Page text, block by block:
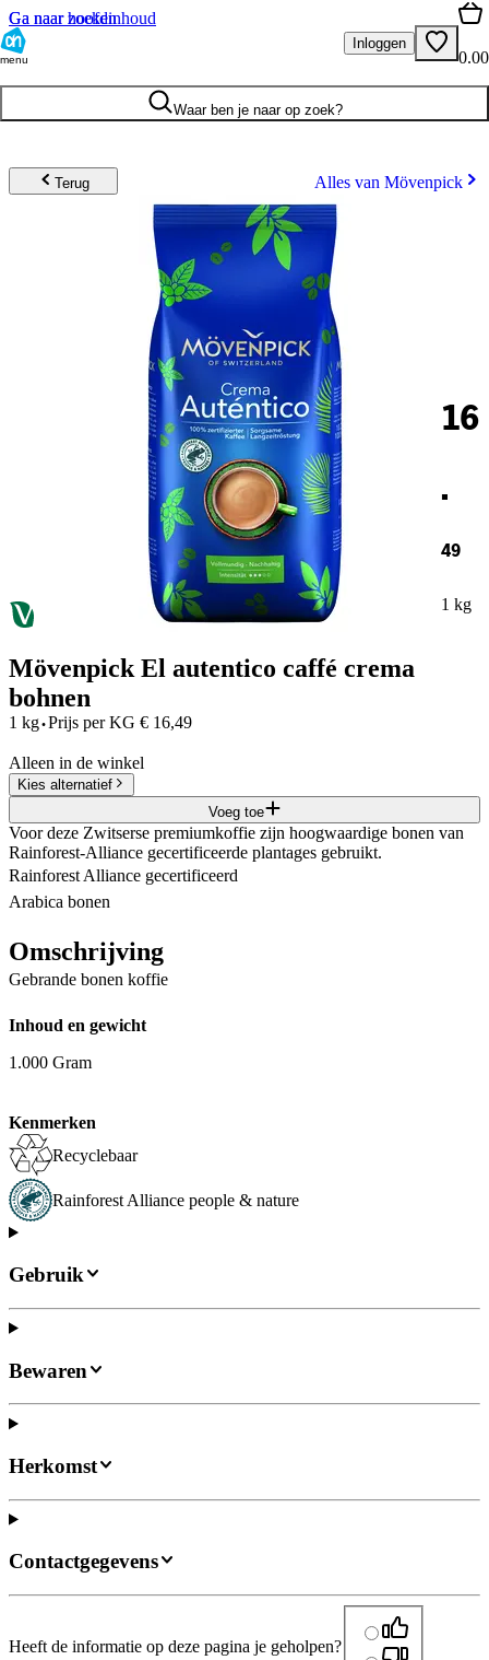
Ga naar hoofdinhoud
Ga naar zoeken
menu
Inloggen
0.00
Waar ben je naar op zoek?
Terug Alles van Mövenpick
16
.
49
1 kg
Mövenpick El autentico caffé crema
bohnen
1 kg·Prijs per KG € 16,49
Alleen in de winkel
Kies alternatief
Voeg toe
Voor deze Zwitserse premiumkoffie zijn hoogwaardige bonen van
Rainforest-Alliance gecertificeerde plantages gebruikt.
Rainforest Alliance gecertificeerd
Arabica bonen
Omschrijving
Gebrande bonen koffie
Inhoud en gewicht
1.000 Gram
Kenmerken
Recyclebaar
Rainforest Alliance people & nature
Gebruik
Bewaren
Herkomst
Contactgegevens
Heeft de informatie op deze pagina je geholpen?